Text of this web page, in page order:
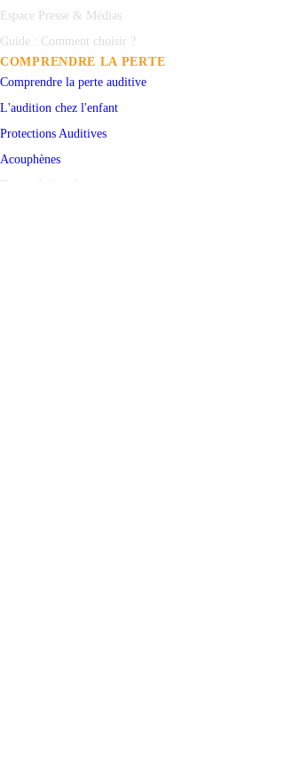
Espace Presse & Médias
Guide : Comment choisir ?
COMPRENDRE LA PERTE
Comprendre la perte auditive
L'audition chez l'enfant
Protections Auditives
Acouphènes
Test auditif en ligne